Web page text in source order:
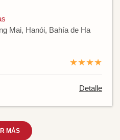
Mai, Hanói, Bahía de Ha
★★★★
Detalle
MÁS